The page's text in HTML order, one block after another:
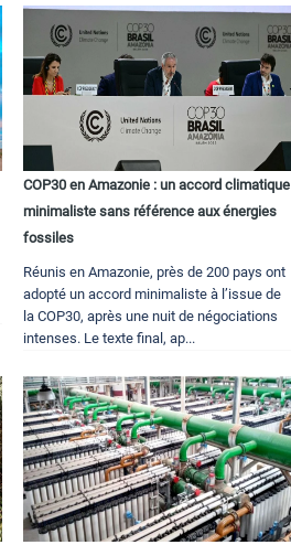
COP30 en Amazonie : un accord climatique
minimaliste sans référence aux énergies
fossiles
Réunis en Amazonie, près de 200 pays ont
adopté un accord minimaliste à l’issue de
la COP30, après une nuit de négociations
intenses. Le texte final, ap...